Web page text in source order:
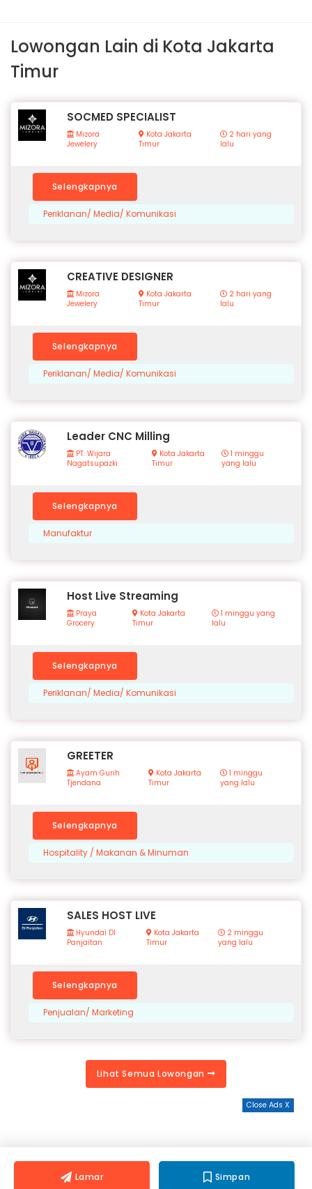
Lowongan Lain di Kota Jakarta
Timur
SOCMED SPECIALIST
Mizora
Jewelery
Kota Jakarta
Timur
2 hari yang
lalu
Selengkapnya
Periklanan/ Media/ Komunikasi
CREATIVE DESIGNER
Mizora
Jewelery
Kota Jakarta
Timur
2 hari yang
lalu
Selengkapnya
Periklanan/ Media/ Komunikasi
Leader CNC Milling
PT. Wijara
Nagatsupazki
Kota Jakarta
Timur
1 minggu
yang lalu
Selengkapnya
Manufaktur
Host Live Streaming
Praya
Grocery
Kota Jakarta
Timur
1 minggu yang
lalu
Selengkapnya
Periklanan/ Media/ Komunikasi
GREETER
Ayam Gurih
Tjendana
Kota Jakarta
Timur
1 minggu
yang lalu
Selengkapnya
Hospitality / Makanan & Minuman
SALES HOST LIVE
Hyundai DI
Panjaitan
Kota Jakarta
Timur
2 minggu
yang lalu
Selengkapnya
Penjualan/ Marketing
Lihat Semua Lowongan
Close Ads X
Lamar Simpan